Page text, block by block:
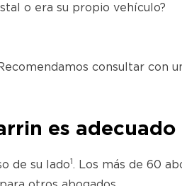
o era su propio vehículo?
consultar con
es
de su lado1. Los más de 60